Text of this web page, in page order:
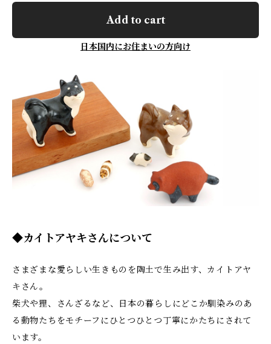
Add to cart
日本国内にお住まいの方向け
◆カイトアヤキさんについて
さまざまな愛らしい生きものを陶土で生み出す、カイトアヤ
キさん。
柴犬や狸、さんざるなど、日本の暮らしにどこか馴染みのあ
る動物たちをモチーフにひとつひとつ丁寧にかたちにされて
います。